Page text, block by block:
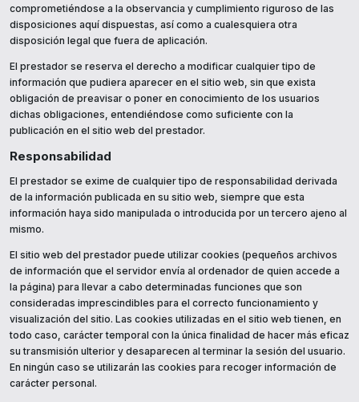
comprometiéndose a la observancia y cumplimiento riguroso de las
disposiciones aquí dispuestas, así como a cualesquiera otra
disposición legal que fuera de aplicación.
El prestador se reserva el derecho a modificar cualquier tipo de
información que pudiera aparecer en el sitio web, sin que exista
obligación de preavisar o poner en conocimiento de los usuarios
dichas obligaciones, entendiéndose como suficiente con la
publicación en el sitio web del prestador.
Responsabilidad
El prestador se exime de cualquier tipo de responsabilidad derivada
de la información publicada en su sitio web, siempre que esta
información haya sido manipulada o introducida por un tercero ajeno al
mismo.
El sitio web del prestador puede utilizar cookies (pequeños archivos
de información que el servidor envía al ordenador de quien accede a
la página) para llevar a cabo determinadas funciones que son
consideradas imprescindibles para el correcto funcionamiento y
visualización del sitio. Las cookies utilizadas en el sitio web tienen, en
todo caso, carácter temporal con la única finalidad de hacer más eficaz
su transmisión ulterior y desaparecen al terminar la sesión del usuario.
En ningún caso se utilizarán las cookies para recoger información de
carácter personal.